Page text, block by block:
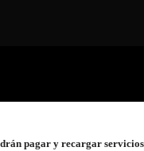
pagar y recargar servicios